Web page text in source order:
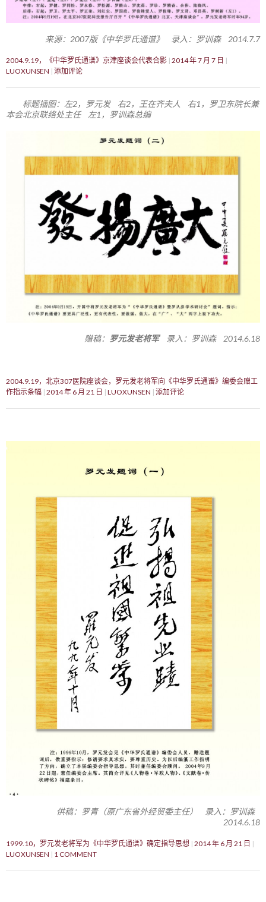
来源：2007版《中华罗氏通谱》 录入：罗训森 2014.7.7
2004.9.19，《中华罗氏通谱》京津座谈会代表合影 2014 年 7 月 7 日
LUOXUNSEN 添加评论
标题插图：左2，罗元发 右2，王在齐夫人 右1，罗卫东院长兼
本会北京联络处主任 左1，罗训森总编
赠稿： 罗元发老将军录入：罗训森 2014.6.18
2004.9.19，北京307医院座谈会，罗元发老将军向《中华罗氏通谱》编委会赠工
作指示条幅 2014 年 6 月 21 日 LUOXUNSEN 添加评论
供稿：罗青（原广东省外经贸委主任） 录入：罗训森
2014.6.18
1999.10，罗元发老将军为《中华罗氏通谱》确定指导思想 2014 年 6 月 21 日
LUOXUNSEN
1 COMMENT